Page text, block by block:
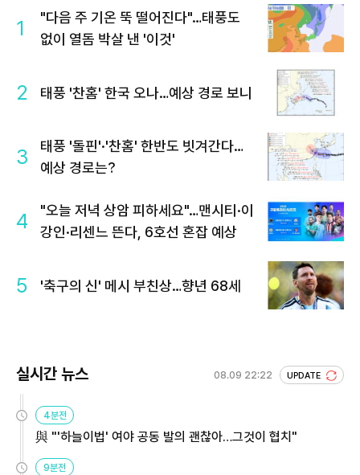
1
"다음 주 기온 뚝 떨어진다"…태풍도
없이 열돔 박살 낸 '이것'
2 태풍 '찬홈' 한국 오나…예상 경로 보니
3
태풍 '돌핀'·'찬홈' 한반도 빗겨간다…
예상 경로는?
4
"오늘 저녁 상암 피하세요"…맨시티·이
강인·리센느 뜬다, 6호선 혼잡 예상
5 '축구의 신' 메시 부친상…향년 68세
실시간 뉴스 08.09 22:22 UPDATE
4분전
與 "'하늘이법' 여야 공동 발의 괜찮아…그것이 협치"
9분전